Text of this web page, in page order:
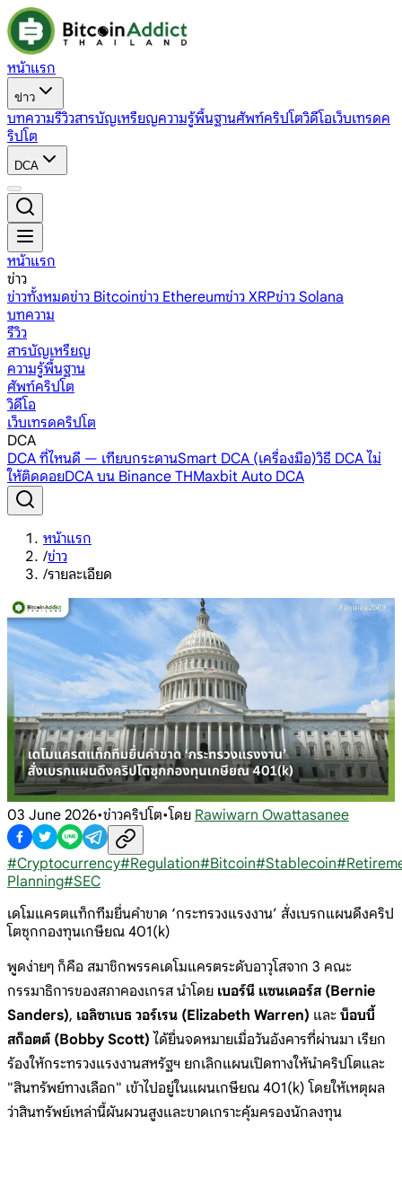
หน้าแรก
ข่าว
บทความรีวิวสารบัญเหรียญความรู้พื้นฐานศัพท์คริปโตวิดีโอเว็บเทรดค
ริปโต
DCA
หน้าแรก
ข่าว
ข่าวทั้งหมดข่าว Bitcoinข่าว Ethereumข่าว XRPข่าว Solana
บทความ
รีวิว
สารบัญเหรียญ
ความรู้พื้นฐาน
ศัพท์คริปโต
วิดีโอ
เว็บเทรดคริปโต
DCA
DCA ที่ไหนดี — เทียบกระดานSmart DCA (เครื่องมือ)วิธี DCA ไม่
ให้ติดดอยDCA บน Binance THMaxbit Auto DCA
หน้าแรก
/ข่าว
/รายละเอียด
03 June 2026•ข่าวคริปโต•โดย Rawiwarn Owattasanee
#Cryptocurrency#Regulation#Bitcoin#Stablecoin#
Planning#SEC
เดโมแครตแท็กทีมยื่นคำขาด ‘กระทรวงแรงงาน’ สั่งเบรกแผนดึงคริป
โตซุกกองทุนเกษียณ 401(k)
พูดง่ายๆ ก็คือ สมาชิกพรรคเดโมแครตระดับอาวุโสจาก 3 คณะ
กรรมาธิการของสภาคองเกรส นำโดย เบอร์นี แซนเดอร์ส (Bernie
Sanders), เอลิซาเบธ วอร์เรน (Elizabeth Warren) และ บ็อบบี้
สก็อตต์ (Bobby Scott) ได้ยื่นจดหมายเมื่อวันอังคารที่ผ่านมา เรียก
ร้องให้กระทรวงแรงงานสหรัฐฯ ยกเลิกแผนเปิดทางให้นำคริปโตและ
"สินทรัพย์ทางเลือก" เข้าไปอยู่ในแผนเกษียณ 401(k) โดยให้เหตุผล
ว่าสินทรัพย์เหล่านี้ผันผวนสูงและขาดเกราะคุ้มครองนักลงทุน